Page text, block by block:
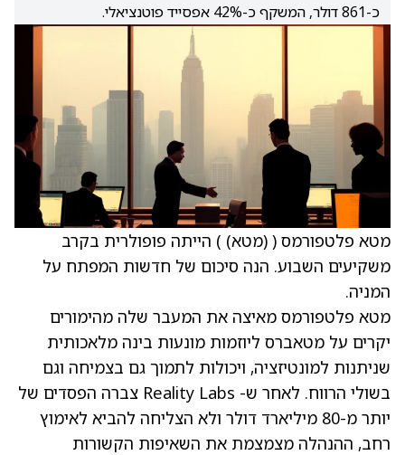
כ-861 דולר, המשקף כ-42% אפסייד פוטנציאלי.
מטא פלטפורמס ( (מטא) ) הייתה פופולרית בקרב
משקיעים השבוע. הנה סיכום של חדשות המפתח על
המניה.
מטא פלטפורמס מאיצה את המעבר שלה מהימורים
יקרים על מטאברס ליוזמות מונעות בינה מלאכותית
שניתנות למונטיזציה, ויכולות לתמוך גם בצמיחה וגם
בשולי הרווח. לאחר ש- Reality Labs צברה הפסדים של
יותר מ-80 מיליארד דולר ולא הצליחה להביא לאימוץ
רחב, ההנהלה מצמצמת את השאיפות הקשורות